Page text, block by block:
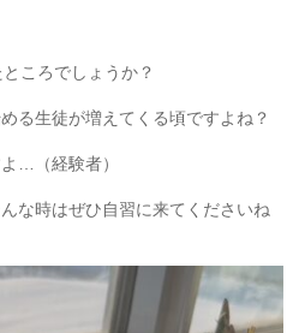
ころでしょうか？
る生徒が増えてくる頃ですよね？
…（経験者）
な時はぜひ自習に来てくださいね